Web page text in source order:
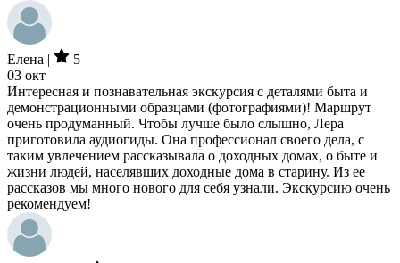
Елена |
5
03 окт
Интересная и познавательная экскурсия с деталями быта и
демонстрационными образцами (фотографиями)! Маршрут
очень продуманный. Чтобы лучше было слышно, Лера
приготовила аудиогиды. Она профессионал своего дела, с
таким увлечением рассказывала о доходных домах, о быте и
жизни людей, населявших доходные дома в старину. Из ее
рассказов мы много нового для себя узнали. Экскурсию очень
рекомендуем!